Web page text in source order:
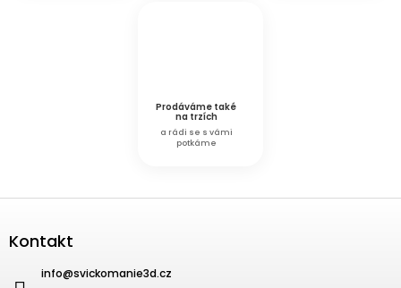
Prodáváme také
na trzích
a rádi se s vámi
potkáme
Zápatí
Kontakt
info@svickomanie3d.cz